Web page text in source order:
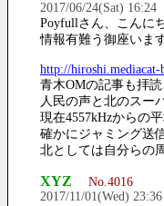
2017/06/24(Sat) 16:24
Poyfullさん、こんに
情報有難う御座います
http://
青木OMの記事も拝読
人民の声と北のスー
現在4557kHzからの
確かにジャミング送
北としては自分らの
XYZ
No.4016
2017/11/01(Wed) 23:36